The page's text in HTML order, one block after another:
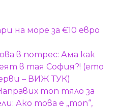
на море за €10 евро
в потрес: Ама как
в тая София?! (ето
– ВИЖ ТУК)
топ тяло за
Ако това е „топ“,